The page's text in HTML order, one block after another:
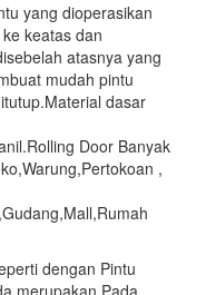
yang dioperasikan
keatas dan
atasnya yang
mudah pintu
dasar
Door Banyak
,
dengan Pintu